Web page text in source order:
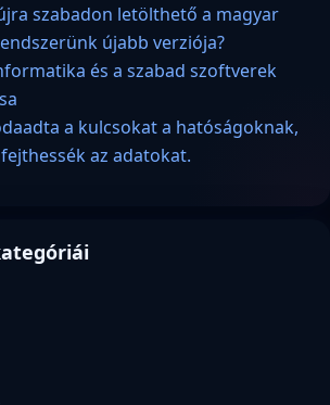
szabadon letölthető a magyar
újabb verziója?
és a szabad szoftverek
a kulcsokat a hatóságoknak,
az adatokat.